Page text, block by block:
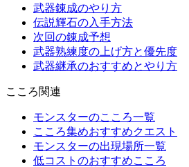
武器錬成のやり方
伝説輝石の入手方法
次回の錬成予想
武器熟練度の上げ方と優先度
武器継承のおすすめとやり方
こころ関連
モンスターのこころ一覧
こころ集めおすすめクエスト
モンスターの出現場所一覧
低コストのおすすめこころ